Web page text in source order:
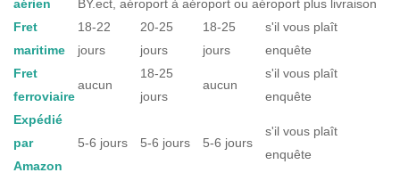
aérien
BY.ect, aéroport à aéroport ou aéroport plus livraison
Fret
maritime
18-22
jours
20-25
jours
18-25
jours
s'il vous plaît
enquête
Fret
ferroviaire
aucun
18-25
jours
aucun
s'il vous plaît
enquête
Expédié
par
Amazon
5-6 jours 5-6 jours 5-6 jours
s'il vous plaît
enquête